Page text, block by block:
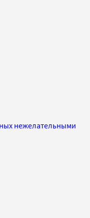
нежелательными